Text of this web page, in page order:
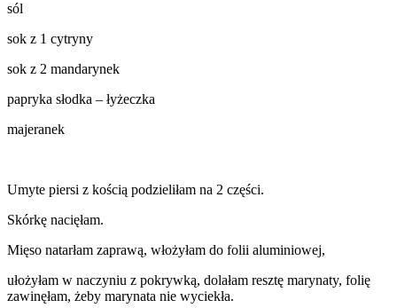
sól
sok z 1 cytryny
sok z 2 mandarynek
papryka słodka – łyżeczka
majeranek
Umyte piersi z kością podzieliłam na 2 części.
Skórkę nacięłam.
Mięso natarłam zaprawą, włożyłam do folii aluminiowej,
ułożyłam w naczyniu z pokrywką, dolałam resztę marynaty, folię
zawinęłam, żeby marynata nie wyciekła.